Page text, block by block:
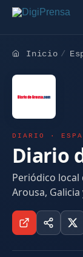
Inicio
DIARIO ·
Diario
Periódico
Arousa, Galicia